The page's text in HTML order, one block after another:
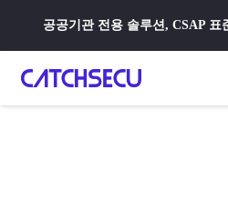
공공기관 전용 솔루션, CSAP 표